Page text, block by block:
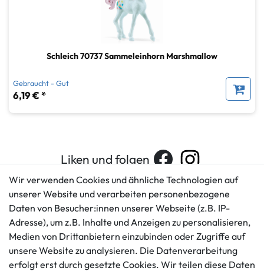
Schleich 70737 Sammeleinhorn Marshmallow
Gebraucht - Gut
6,19 € *
Liken und folgen
Kundenservice
+49 421 596586
info@gameworld.de
Rechtliches
AGB
Impressum
Datenschutzerklärung
Wir verwenden Cookies und ähnliche Technologien auf
unserer Website und verarbeiten personenbezogene
Daten von Besucher:innen unserer Webseite (z.B. IP-
Adresse), um z.B. Inhalte und Anzeigen zu personalisieren,
Medien von Drittanbietern einzubinden oder Zugriffe auf
unsere Website zu analysieren. Die Datenverarbeitung
erfolgt erst durch gesetzte Cookies. Wir teilen diese Daten